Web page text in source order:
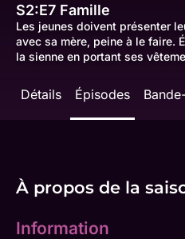
S2:E7 Famille
Les jeunes doivent présenter
avec sa mère, peine à le faire.
la sienne en portant ses
Détails Épisodes
À propos de la
Information